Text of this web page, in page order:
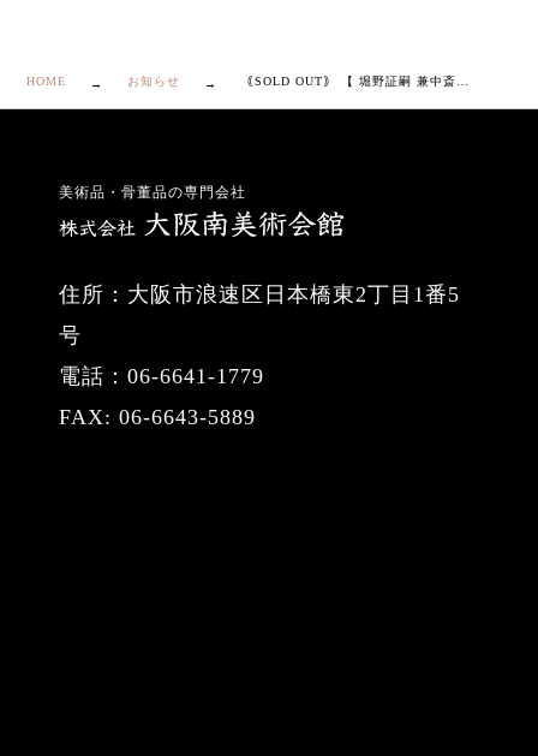
HOME お知らせ
美術品・骨董品の専門会社
住所：大阪市浪速区日本橋東2丁目1番5
号
電話：06-6641-1779
FAX: 06-6643-5889